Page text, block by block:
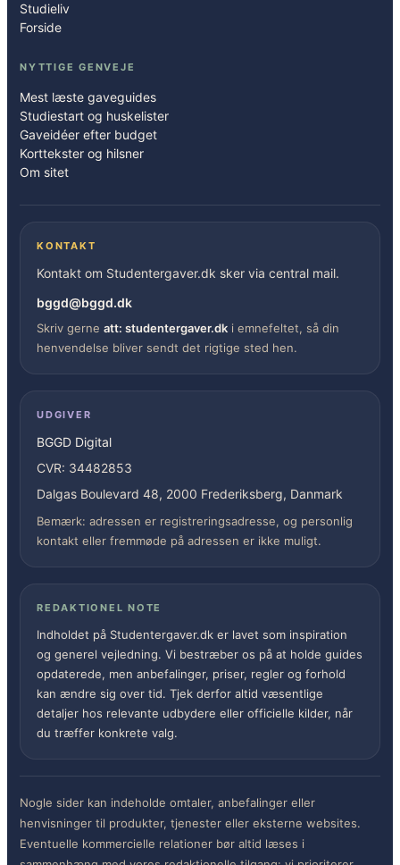
Studieliv
Forside
NYTTIGE GENVEJE
Mest læste gaveguides
Studiestart og huskelister
Gaveidéer efter budget
Korttekster og hilsner
Om sitet
KONTAKT
Kontakt om Studentergaver.dk sker via central mail.
bggd@bggd.dk
Skriv gerne att: studentergaver.dk i emnefeltet, så din
henvendelse bliver sendt det rigtige sted hen.
UDGIVER
BGGD Digital
CVR: 34482853
Dalgas Boulevard 48, 2000 Frederiksberg, Danmark
Bemærk: adressen er registreringsadresse, og personlig
kontakt eller fremmøde på adressen er ikke muligt.
REDAKTIONEL NOTE
Indholdet på Studentergaver.dk er lavet som inspiration
og generel vejledning. Vi bestræber os på at holde guides
opdaterede, men anbefalinger, priser, regler og forhold
kan ændre sig over tid. Tjek derfor altid væsentlige
detaljer hos relevante udbydere eller officielle kilder, når
du træffer konkrete valg.
Nogle sider kan indeholde omtaler, anbefalinger eller
henvisninger til produkter, tjenester eller eksterne websites.
Eventuelle kommercielle relationer bør altid læses i